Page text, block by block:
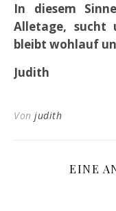
In diesem
Alletage, sucht
bleibt wohlauf
Judith
Von judith
EINE